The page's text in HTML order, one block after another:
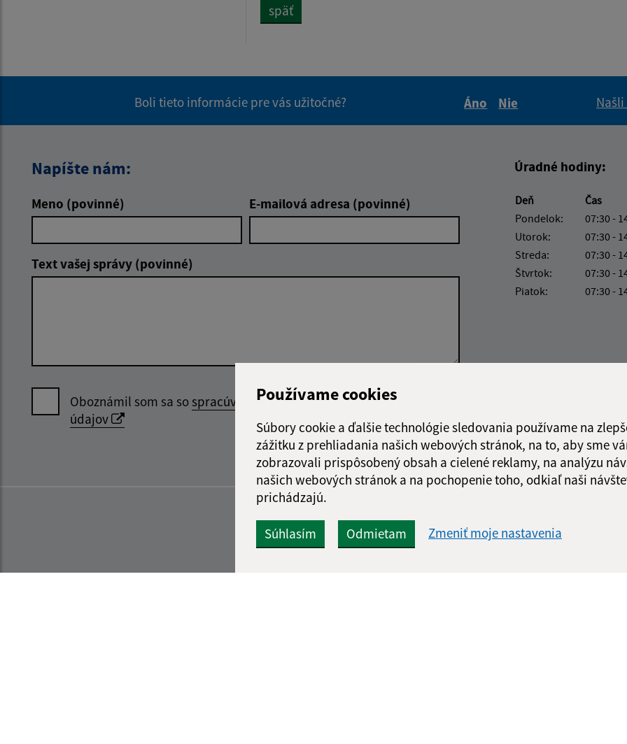
Používame cookies
Súbory cookie a ďalšie technológie sledovania používame na
zážitku z prehliadania našich webových stránok, na to, aby sme
zobrazovali prispôsobený obsah a cielené reklamy, na analýzu
našich webových stránok a na pochopenie toho, odkiaľ naši
prichádzajú.
Súhlasím Odmietam Zmeniť moje nastavenia
späť
Boli tieto informácie pre vás užitočné?
Áno
Nie
Napíšte nám:
Meno (povinné) E-mailová adresa (povinné)
Text vašej správy (povinné)
Oboznámil som sa sospracúvaním osobných
údajov
Google reCaptcha Response
Odoslať
Úradné hodiny:
Deň
Čas
Pondelok:
07:30 -
Utorok:
07:30 -
Streda:
07:30 -
Štvrtok:
07:30 -
Piatok:
07:30 -